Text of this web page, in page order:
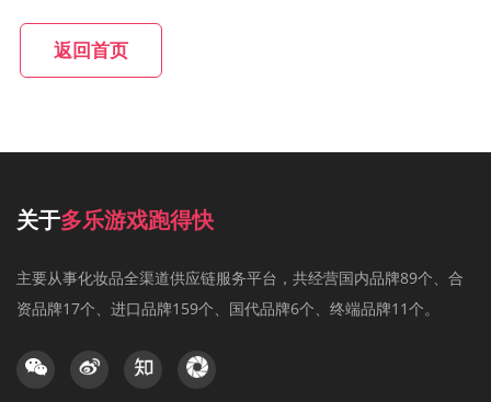
返回首页
关于多乐游戏跑得快
主要从事化妆品全渠道供应链服务平台，共经营国内品牌89个、合
资品牌17个、进口品牌159个、国代品牌6个、终端品牌11个。